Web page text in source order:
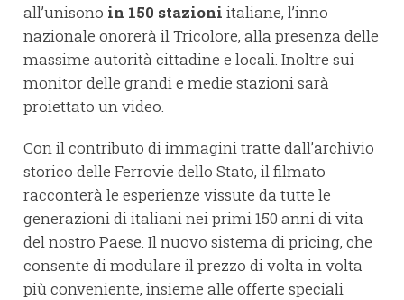
all’unisono in 150 stazioni italiane, l’inno
nazionale onorerà il Tricolore, alla presenza delle
massime autorità cittadine e locali. Inoltre sui
monitor delle grandi e medie stazioni sarà
proiettato un video.
Con il contributo di immagini tratte dall’archivio
storico delle Ferrovie dello Stato, il filmato
racconterà le esperienze vissute da tutte le
generazioni di italiani nei primi 150 anni di vita
del nostro Paese. Il nuovo sistema di pricing, che
consente di modulare il prezzo di volta in volta
più conveniente, insieme alle offerte speciali